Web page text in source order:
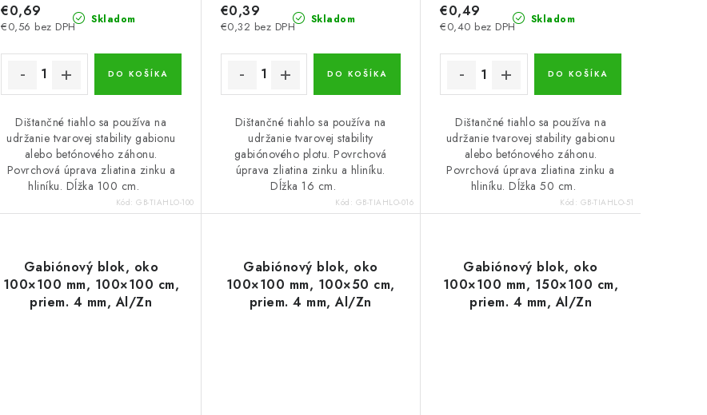
u
k
t
o
v
Skladom
€0,56 bez DPH
€0,69
DO KOŠÍKA
Dištančné tiahlo sa používa na
udržanie tvarovej stability gabionu
alebo betónového záhonu.
Povrchová úprava zliatina zinku a
hliníku. Dĺžka 100 cm.
Kód:GB-TIAHLO-100
Skladom
€0,32 bez DPH
€0,39
DO KOŠÍKA
Dištančné tiahlo sa používa na
udržanie tvarovej stability
gabiónového plotu. Povrchová
úprava zliatina zinku a hliníku.
Dĺžka 16 cm.
Kód: GB-TIAHLO-016
Skladom
€0,40 bez DPH
€0,49
DO KOŠÍKA
Dištančné tiahlo sa používa na
udržanie tvarovej stability gabionu
alebo betónového záhonu.
Povrchová úprava zliatina zinku a
hliníku. Dĺžka 50 cm.
Kód: GB-TIAHLO-51
Gabiónový blok, oko
100×100 mm, 100×100 cm,
priem. 4 mm, Al/Zn
Gabiónový blok, oko
100×100 mm, 100×50 cm,
priem. 4 mm, Al/Zn
Gabiónový blok, oko
100×100 mm, 150×100 cm,
priem. 4 mm, Al/Zn